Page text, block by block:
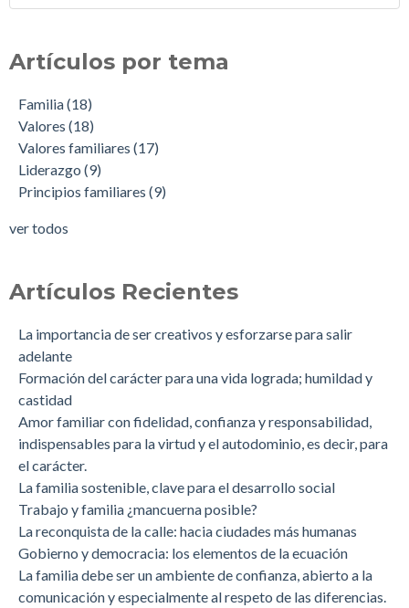
Artículos por tema
Familia(18)
Valores (18)
Valores familiares (17)
Liderazgo (9)
Principios familiares (9)
ver todos
Artículos Recientes
La importancia de ser creativos y esforzarse para salir
adelante
Formación del carácter para una vida lograda; humildad y
castidad
Amor familiar con fidelidad, confianza y responsabilidad,
indispensables para la virtud y el autodominio, es decir, para
el carácter.
La familia sostenible, clave para el desarrollo social
Trabajo y familia ¿mancuerna posible?
La reconquista de la calle: hacia ciudades más humanas
Gobierno y democracia: los elementos de la ecuación
La familia debe ser un ambiente de confianza, abierto a la
comunicación y especialmente al respeto de las diferencias.